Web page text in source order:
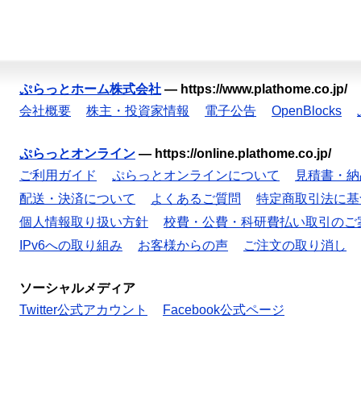
ぷらっとホーム株式会社 — https://www.plathome.co.jp/
会社概要
株主・投資家情報 電子公告 OpenBlocks
ぷらっとオンライン — https://online.plathome.co.jp/
ご利用ガイド
ぷらっとオンラインについて
見積書・
配送・決済について
よくあるご質問
特定商取引法に
個人情報取り扱い方針
校費・公費・科研費払い取引のご
IPv6への取り組み
お客様からの声 ご注文の取り消し
ソーシャルメディア
Twitter公式アカウント
Facebook公式ページ